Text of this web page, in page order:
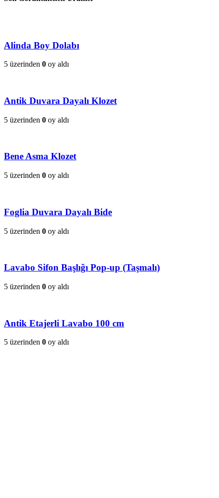
Alinda Boy Dolabı
5 üzerinden 0 oy aldı
Antik Duvara Dayalı Klozet
5 üzerinden 0 oy aldı
Bene Asma Klozet
5 üzerinden 0 oy aldı
Foglia Duvara Dayalı Bide
5 üzerinden 0 oy aldı
Lavabo Sifon Başlığı Pop-up (Taşmalı)
5 üzerinden 0 oy aldı
Antik Etajerli Lavabo 100 cm
5 üzerinden 0 oy aldı